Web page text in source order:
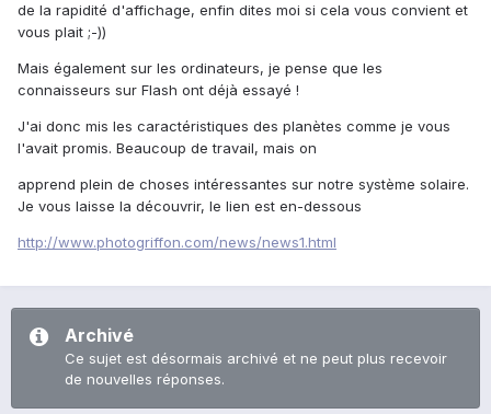
de la rapidité d'affichage, enfin dites moi si cela vous convient et
vous plait ;-))
Mais également sur les ordinateurs, je pense que les
connaisseurs sur Flash ont déjà essayé !
J'ai donc mis les caractéristiques des planètes comme je vous
l'avait promis. Beaucoup de travail, mais on
apprend plein de choses intéressantes sur notre système solaire.
Je vous laisse la découvrir, le lien est en-dessous
http://www.photogriffon.com/news/news1.html
Archivé
Ce sujet est désormais archivé et ne peut plus recevoir
de nouvelles réponses.